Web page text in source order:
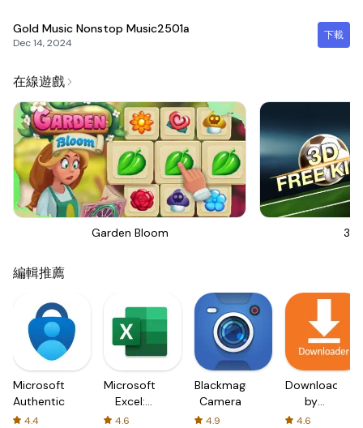
Gold Music Nonstop Music2501a
Dec 14, 2024
下載
在線遊戲
Garden Bloom 3D
編輯推薦
Microsoft
Authenticator
4.4
Microsoft
Excel:
Spreadsheets
4.6
Blackmagic
Camera
4.9
Downloader
by
AFTVnews
4.6